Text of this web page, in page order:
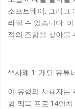
소프트웨어, 그리고
라질 수 있습니다.
적의 조합을 찾아볼
**사례 1: 개인 유튜
이 유형의 사용자는
형 맥북 프로 14인